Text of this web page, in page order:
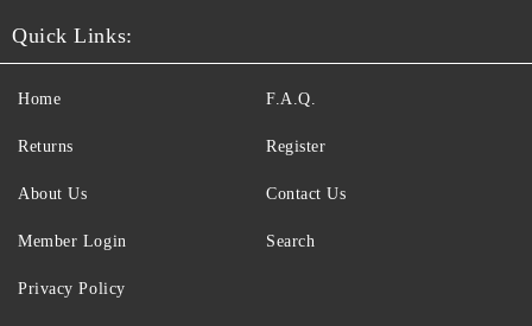
Quick Links:
Home
Returns
About Us
Member Login
F.A.Q.
Register
Contact Us
Search
Privacy Policy